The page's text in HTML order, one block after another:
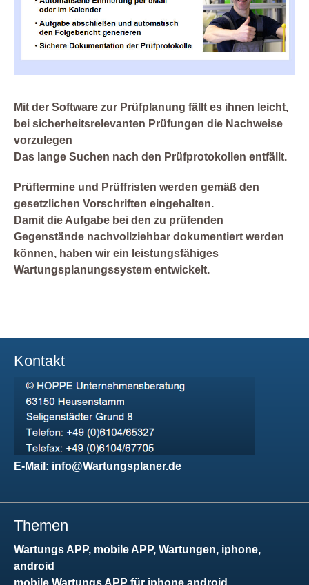
Mit der Software zur Prüfplanung fällt es ihnen leicht,
bei sicherheitsrelevanten Prüfungen die Nachweise
vorzulegen
Das lange Suchen nach den Prüfprotokollen entfällt.
Prüftermine und Prüffristen werden gemäß den
gesetzlichen Vorschriften eingehalten.
Damit die Aufgabe bei den zu prüfenden
Gegenstände nachvollziehbar dokumentiert werden
können, haben wir ein leistungsfähiges
Wartungsplanungssystem entwickelt.
Kontakt
E-Mail: info@Wartungsplaner.de
Themen
Wartungs APP, mobile APP, Wartungen, iphone,
android
mobile Wartungs APP für iphone android